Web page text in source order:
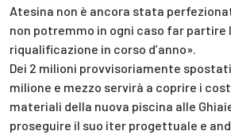
Atesina non è ancora stata
non potremmo in ogni caso far partire
riqualificazione in corso d’anno».
Dei 2 milioni provvisoriamente spostati
milione e mezzo servirà a coprire i
materiali della nuova piscina alle
proseguire il suo iter progettuale e